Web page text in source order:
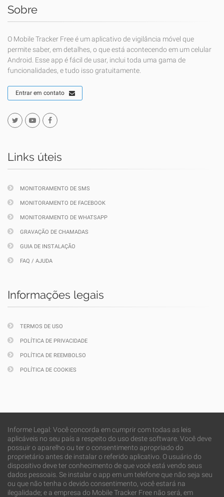
Sobre
O Mobile Tracker Free é um aplicativo de vigilância móvel que
permite saber, em detalhes, o que está acontecendo em um celular
Android. Esse app é fácil de usar, inclui toda uma gama de
funcionalidades, e tudo isso gratuitamente.
Entrar em contato
Links úteis
MONITORAMENTO DE SMS
MONITORAMENTO DE FACEBOOK
MONITORAMENTO DE WHATSAPP
GRAVAÇÃO DE CHAMADAS
GUIA DE INSTALAÇÃO
FAQ / AJUDA
Informações legais
TERMOS DE USO
POLÍTICA DE PRIVACIDADE
POLÍTICA DE REEMBOLSO
POLÍTICA DE COOKIES
Informe Legal: Você concorda em cumprir com todas as leis
aplicáveis no seu país a respeito do uso deste software. Você deve
possuir o aparelho ou ter o consentimento apropriado do
proprietário antes de instalar o referido aplicativo. O usuário do
dispositivo deve ter conhecimento de que você está vendo seus
dados pessoais. Se instalar o app em um telefone que não seja seu
ou que não tenha o devido consentimento, você estará na
ilegalidade; e a empresa do Mobile Tracker Free não será, em